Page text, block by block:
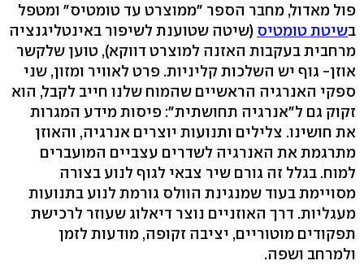
פול מאדול, מחבר הספר "ממוצרט עד טומטיס" ומטפל
בשיטת טומטיס (שיטה שטוענת לשיפור באינטליגנציה
מרחבית בעקבות האזנה למוצרט דווקא), טוען שלקשר
אוזן- גוף יש השלכות קליניות. פרט לאוויר ומזון, שני
ספקי האנרגיה הראשיים שהמוח שלנו חייב לקבל, הוא
זקוק גם ל"אנרגיה תחושתית": פיסות מידע המגרות
את חושינו. צלילים ותנועות יוצרים אנרגיה, והאוזן
מתרגמת את האנרגיה לשדרים עצביים המועברים
למוח. בגלל זה גורם שיר צבאי לגוף לנוע בצורה
מסויימת בעוד שמנגינת הוולס גורמת לנוע בתנועות
מעגליות. דרך האוזניים נוצר דיאלוג שעוזר לרכישת
תפקודים מוטוריים, יציבה זקופה, מודעות לזמן
ולמרחב ושפה.